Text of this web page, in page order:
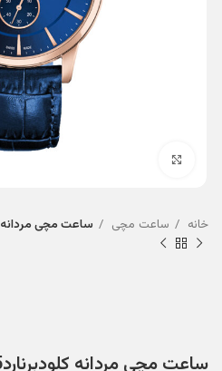
خانه ساعت مچی ساعت مچی مردانه
ساعت مچی مردانه کلودبرنارد64005_37R_BUIR3